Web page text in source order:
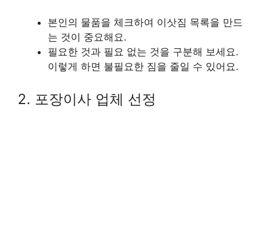
본인의 물품을 체크하여 이삿짐 목록을 만드
는 것이 중요해요.
필요한 것과 필요 없는 것을 구분해 보세요.
이렇게 하면 불필요한 짐을 줄일 수 있어요.
2. 포장이사 업체 선정